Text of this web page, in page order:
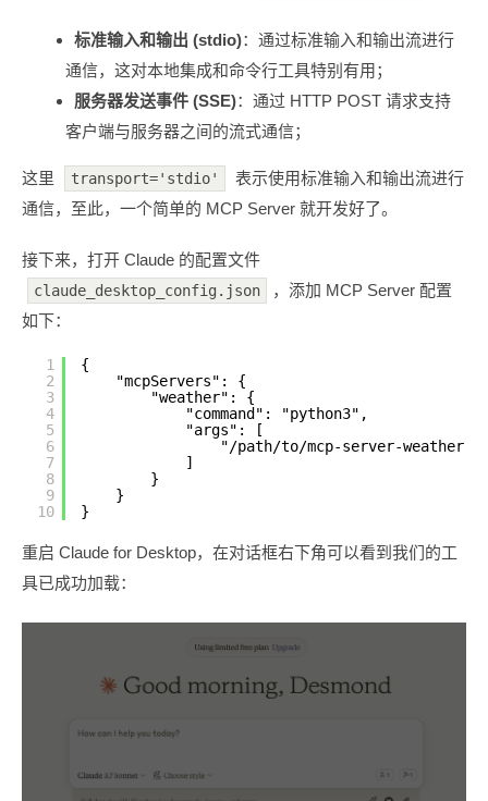
标准输入和输出 (stdio)：通过标准输入和输出流进行
通信，这对本地集成和命令行工具特别有用；
服务器发送事件 (SSE)：通过 HTTP POST 请求支持
客户端与服务器之间的流式通信；
这里 transport='stdio'
表示使用标准输入和输出流进行
通信，至此，一个简单的 MCP Server 就开发好了。
接下来，打开 Claude 的配置文件
claude_desktop_config.json
，添加 MCP Server 配置
如下：
1
2
3
4
5
6
7
8
9
10
{
"mcpServers": {
"weather": {
"command": "python3",
"args": [
"/path/to/mcp-server-
]
}
}
}
重启 Claude for Desktop，在对话框右下角可以看到我们的工
具已成功加载：